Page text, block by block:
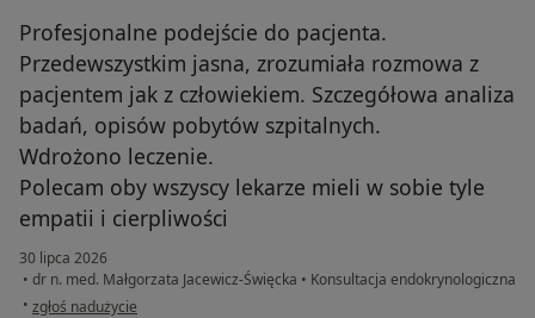
Profesjonalne podejście do pacjenta.
Przedewszystkim jasna, zrozumiała rozmowa z
pacjentem jak z człowiekiem. Szczegółowa analiza
badań, opisów pobytów szpitalnych.
Wdrożono leczenie.
Polecam oby wszyscy lekarze mieli w sobie tyle
empatii i cierpliwości
30 lipca 2026
• dr n. med. Małgorzata Jacewicz-Święcka • Konsultacja endokrynologiczna
• w opinii użytkownika Dorota
zgłoś nadużycie